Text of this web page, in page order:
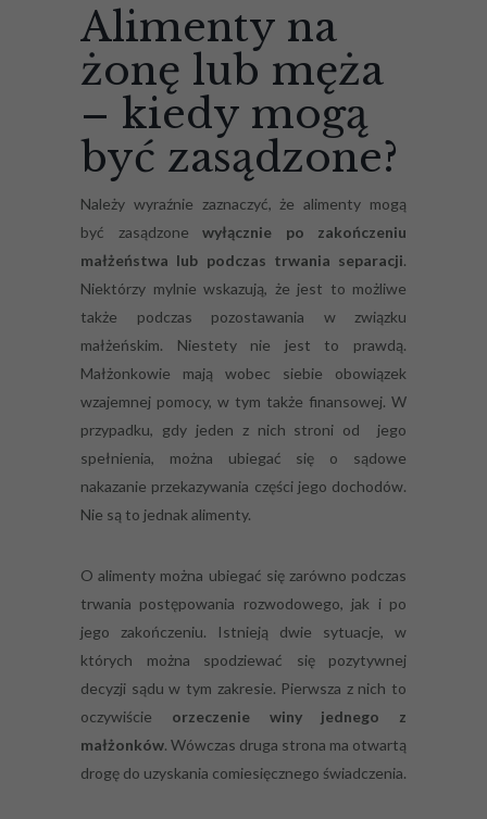
Alimenty na
żonę lub męża
– kiedy mogą
być zasądzone?
Należy wyraźnie zaznaczyć, że alimenty mogą
być zasądzone wyłącznie po zakończeniu
małżeństwa lub podczas trwania separacji.
Niektórzy mylnie wskazują, że jest to możliwe
także podczas pozostawania w związku
małżeńskim. Niestety nie jest to prawdą.
Małżonkowie mają wobec siebie obowiązek
wzajemnej pomocy, w tym także finansowej. W
przypadku, gdy jeden z nich stroni od jego
spełnienia, można ubiegać się o sądowe
nakazanie przekazywania części jego dochodów.
Nie są to jednak alimenty.
O alimenty można ubiegać się zarówno podczas
trwania postępowania rozwodowego, jak i po
jego zakończeniu. Istnieją dwie sytuacje, w
których można spodziewać się pozytywnej
decyzji sądu w tym zakresie. Pierwsza z nich to
oczywiście orzeczenie winy jednego z
małżonków. Wówczas druga strona ma otwartą
drogę do uzyskania comiesięcznego świadczenia.